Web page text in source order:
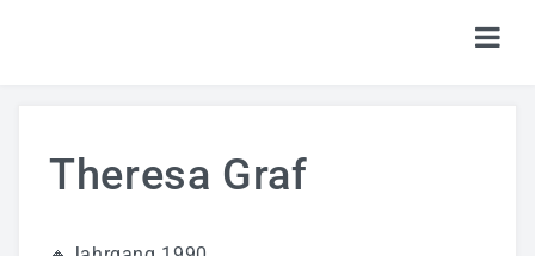
TICKETS
Theresa Graf